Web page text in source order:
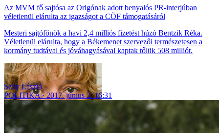
Az MVM fő sajtósa az Origónak adott benyalós PR-interjúban
véletlenül elárulta az igazságot a CÖF támogatásáról
Mesteri sajtófőnök a havi 2,4 milliós fizetést húzó Bentzik Réka.
Véletlenül elárulta, hogy a Békemenet szervezői természetesen a
kormány tudtával és jóváhagyásával kaptak tőlük 508 milliót.
Szily László
POLITIKA
2017. június 2. 16:31